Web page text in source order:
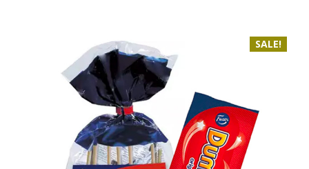
SALE!